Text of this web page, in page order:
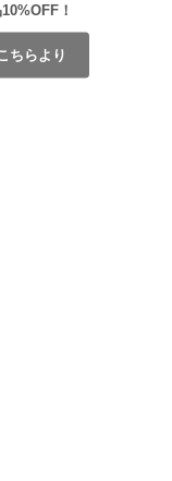
！
ちらより